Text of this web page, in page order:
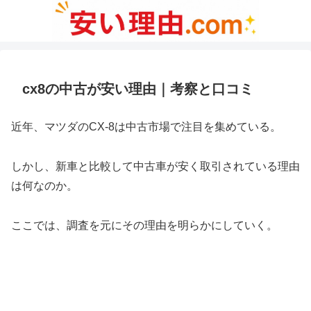
cx8の中古が安い理由｜考察と口コミ
近年、マツダのCX-8は中古市場で注目を集めている。
しかし、新車と比較して中古車が安く取引されている理由
は何なのか。
ここでは、調査を元にその理由を明らかにしていく。